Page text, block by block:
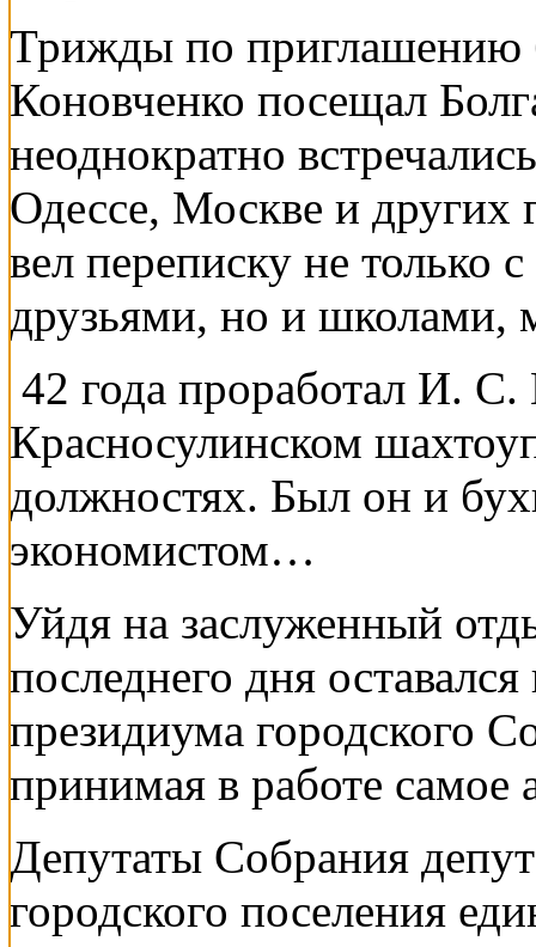
Трижды по приглашению
Коновченко посещал
неоднократно
Одессе, Москве и других
вел переписку не только
друзьями, но и школами,
42 года проработал И. С.
Красносулинском
должностях. Был он и
экономистом…
Уйдя на заслуженный
последнего дня
президиума городского
принимая в работе самое
Депутаты Собрания
городского поселения